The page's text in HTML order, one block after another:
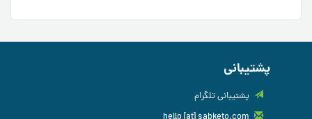
پشتیبانی
پشتیبانی تلگرام